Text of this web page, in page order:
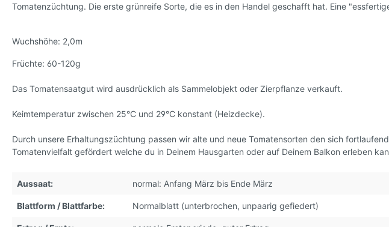
Tomatenzüchtung. Die erste grünreife Sorte, die es in den Handel geschafft hat. Eine
Wuchshöhe: 2,0m
Früchte: 60-120g
Das Tomatensaatgut wird ausdrücklich als Sammelobjekt oder Zierpflanze verkauft.
Keimtemperatur zwischen 25°C und 29°C konstant (Heizdecke).
Durch unsere Erhaltungszüchtung passen wir alte und neue Tomatensorten den sich
Tomatenvielfalt gefördert welche du in Deinem Hausgarten oder auf Deinem Balkon erleben
Aussaat: normal: Anfang März bis Ende März
Blattform / Blattfarbe: Normalblatt (unterbrochen, unpaarig gefiedert)